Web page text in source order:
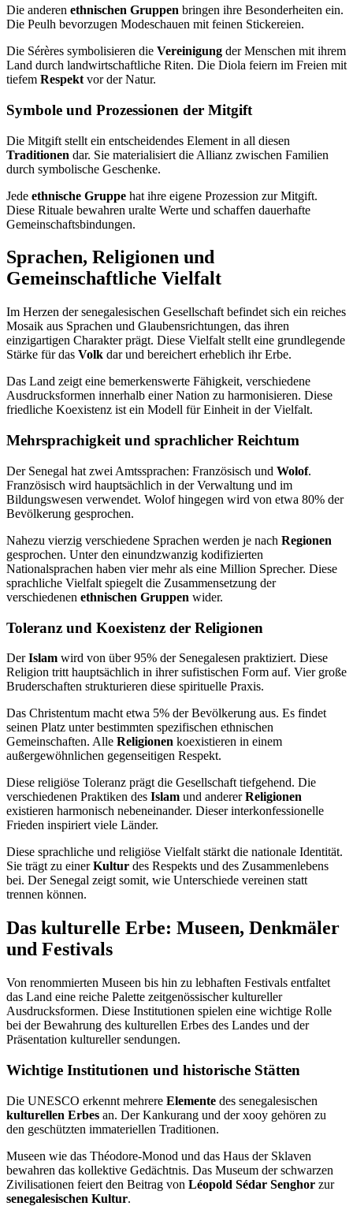
Die anderen ethnischen Gruppen bringen ihre Besonderheiten ein.
Die Peulh bevorzugen Modeschauen mit feinen Stickereien.
Die Sérères symbolisieren die Vereinigung der Menschen mit ihrem
Land durch landwirtschaftliche Riten. Die Diola feiern im Freien mit
tiefem Respekt vor der Natur.
Symbole und Prozessionen der Mitgift
Die Mitgift stellt ein entscheidendes Element in all diesen
Traditionen dar. Sie materialisiert die Allianz zwischen Familien
durch symbolische Geschenke.
Jede ethnische Gruppe hat ihre eigene Prozession zur Mitgift.
Diese Rituale bewahren uralte Werte und schaffen dauerhafte
Gemeinschaftsbindungen.
Sprachen, Religionen und
Gemeinschaftliche Vielfalt
Im Herzen der senegalesischen Gesellschaft befindet sich ein reiches
Mosaik aus Sprachen und Glaubensrichtungen, das ihren
einzigartigen Charakter prägt. Diese Vielfalt stellt eine grundlegende
Stärke für das Volk dar und bereichert erheblich ihr Erbe.
Das Land zeigt eine bemerkenswerte Fähigkeit, verschiedene
Ausdrucksformen innerhalb einer Nation zu harmonisieren. Diese
friedliche Koexistenz ist ein Modell für Einheit in der Vielfalt.
Mehrsprachigkeit und sprachlicher Reichtum
Der Senegal hat zwei Amtssprachen: Französisch und Wolof.
Französisch wird hauptsächlich in der Verwaltung und im
Bildungswesen verwendet. Wolof hingegen wird von etwa 80% der
Bevölkerung gesprochen.
Nahezu vierzig verschiedene Sprachen werden je nach Regionen
gesprochen. Unter den einundzwanzig kodifizierten
Nationalsprachen haben vier mehr als eine Million Sprecher. Diese
sprachliche Vielfalt spiegelt die Zusammensetzung der
verschiedenen ethnischen Gruppen wider.
Toleranz und Koexistenz der Religionen
DerIslam wird von über 95% der Senegalesen praktiziert. Diese
Religion tritt hauptsächlich in ihrer sufistischen Form auf. Vier große
Bruderschaften strukturieren diese spirituelle Praxis.
Das Christentum macht etwa 5% der Bevölkerung aus. Es findet
seinen Platz unter bestimmten spezifischen ethnischen
Gemeinschaften. Alle Religionen koexistieren in einem
außergewöhnlichen gegenseitigen Respekt.
Diese religiöse Toleranz prägt die Gesellschaft tiefgehend. Die
verschiedenen Praktiken des Islam und andererReligionen
existieren harmonisch nebeneinander. Dieser interkonfessionelle
Frieden inspiriert viele Länder.
Diese sprachliche und religiöse Vielfalt stärkt die nationale Identität.
Sie trägt zu einerKultur des Respekts und des Zusammenlebens
bei. Der Senegal zeigt somit, wie Unterschiede vereinen statt
trennen können.
Das kulturelle Erbe: Museen, Denkmäler
und Festivals
Von renommierten Museen bis hin zu lebhaften Festivals entfaltet
das Land eine reiche Palette zeitgenössischer kultureller
Ausdrucksformen. Diese Institutionen spielen eine wichtige Rolle
bei der Bewahrung des kulturellen Erbes des Landes und der
Präsentation kultureller sendungen.
Wichtige Institutionen und historische Stätten
Die UNESCO erkennt mehrere Elemente des senegalesischen
kulturellen Erbes an. Der Kankurang und der xooy gehören zu
den geschützten immateriellen Traditionen.
Museen wie das Théodore-Monod und das Haus der Sklaven
bewahren das kollektive Gedächtnis. Das Museum der schwarzen
Zivilisationen feiert den Beitrag von Léopold Sédar Senghor zur
senegalesischen Kultur.